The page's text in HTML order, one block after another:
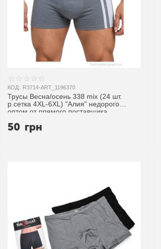
КОД: R3714-ART_1196370
Трусы Весна/осень 338 mix (24 шт.
р.сетка 4XL-6XL) "Алия" недорого
оптом от прямого поставщика
50 грн